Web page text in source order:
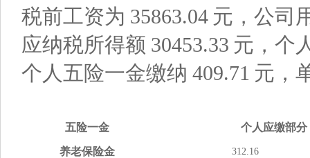
税前工资为 35863.04元，公司
应纳税所得额 30453.33 元，个
个人五险一金缴纳 409.71 元，
五险一金 个人应缴部分
养老保险金 312.16